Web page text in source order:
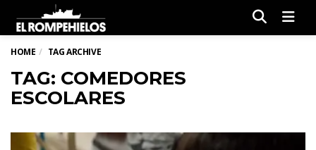
HOME TAG ARCHIVE
TAG: COMEDORES
ESCOLARES